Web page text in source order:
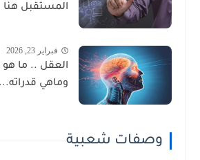
المستقبل هنا
فبراير 23, 2026
العقل .. ما
وماهي قدراته...
وصفات شعبية